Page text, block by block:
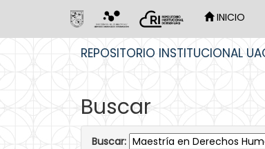
INICIO
REPOSITORIO INSTITUCIONAL
Buscar
Buscar: